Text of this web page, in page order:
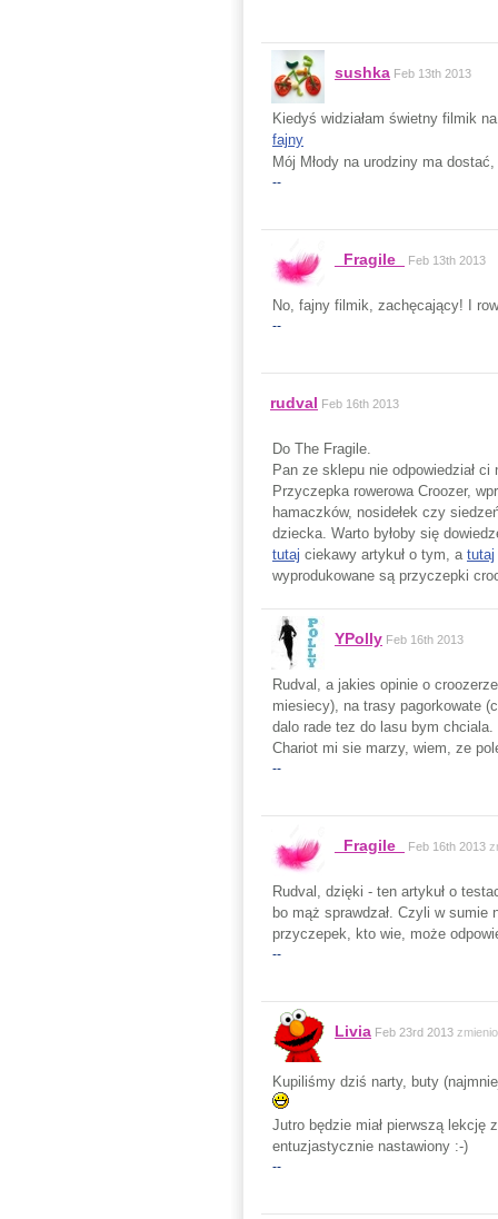
sushka Feb 13th 2013
Kiedyś widziałam świetny filmik
fajny
Mój Młody na urodziny ma
--
_Fragile_ Feb 13th 2013
No, fajny filmik, zachęcający! I
--
rudval Feb 16th 2013
Do The Fragile.
Pan ze sklepu nie odpowiedział
Przyczepka rowerowa Croozer,
hamaczków, nosidełek czy
dziecka. Warto byłoby się
tutaj ciekawy artykuł o tym, a tutaj
wyprodukowane są przyczepki
YPolly Feb 16th 2013
Rudval, a jakies opinie o
miesiecy), na trasy pagorkowate
dalo rade tez do lasu bym chciala.
Chariot mi sie marzy, wiem, ze
--
_Fragile_ Feb 16th 2013
Rudval, dzięki - ten artykuł o
bo mąż sprawdzał. Czyli w sumie
przyczepek, kto wie, może
--
Livia Feb 23rd 2013
Kupiliśmy dziś narty, buty
Jutro będzie miał pierwszą lekcję
entuzjastycznie nastawiony :-)
--